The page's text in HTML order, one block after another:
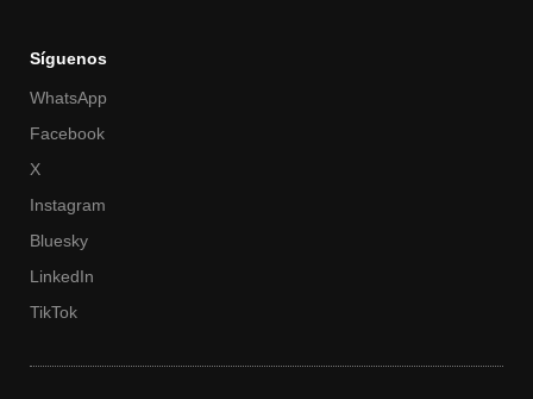
Síguenos
WhatsApp
Facebook
X
Instagram
Bluesky
LinkedIn
TikTok